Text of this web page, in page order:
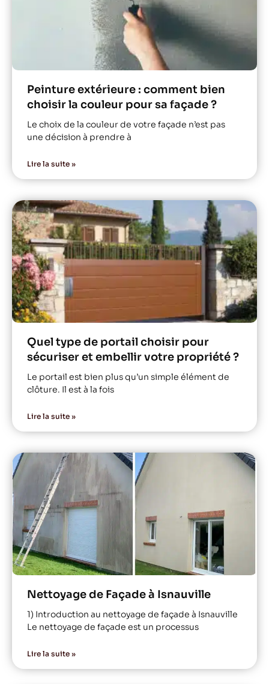
Peinture extérieure : comment bien
choisir la couleur pour sa façade ?
Le choix de la couleur de votre façade n’est pas
une décision à prendre à
Lire la suite »
Quel type de portail choisir pour
sécuriser et embellir votre propriété ?
Le portail est bien plus qu’un simple élément de
clôture. Il est à la fois
Lire la suite »
Nettoyage de Façade à Isnauville
1) Introduction au nettoyage de façade à Isnauville
Le nettoyage de façade est un processus
Lire la suite »